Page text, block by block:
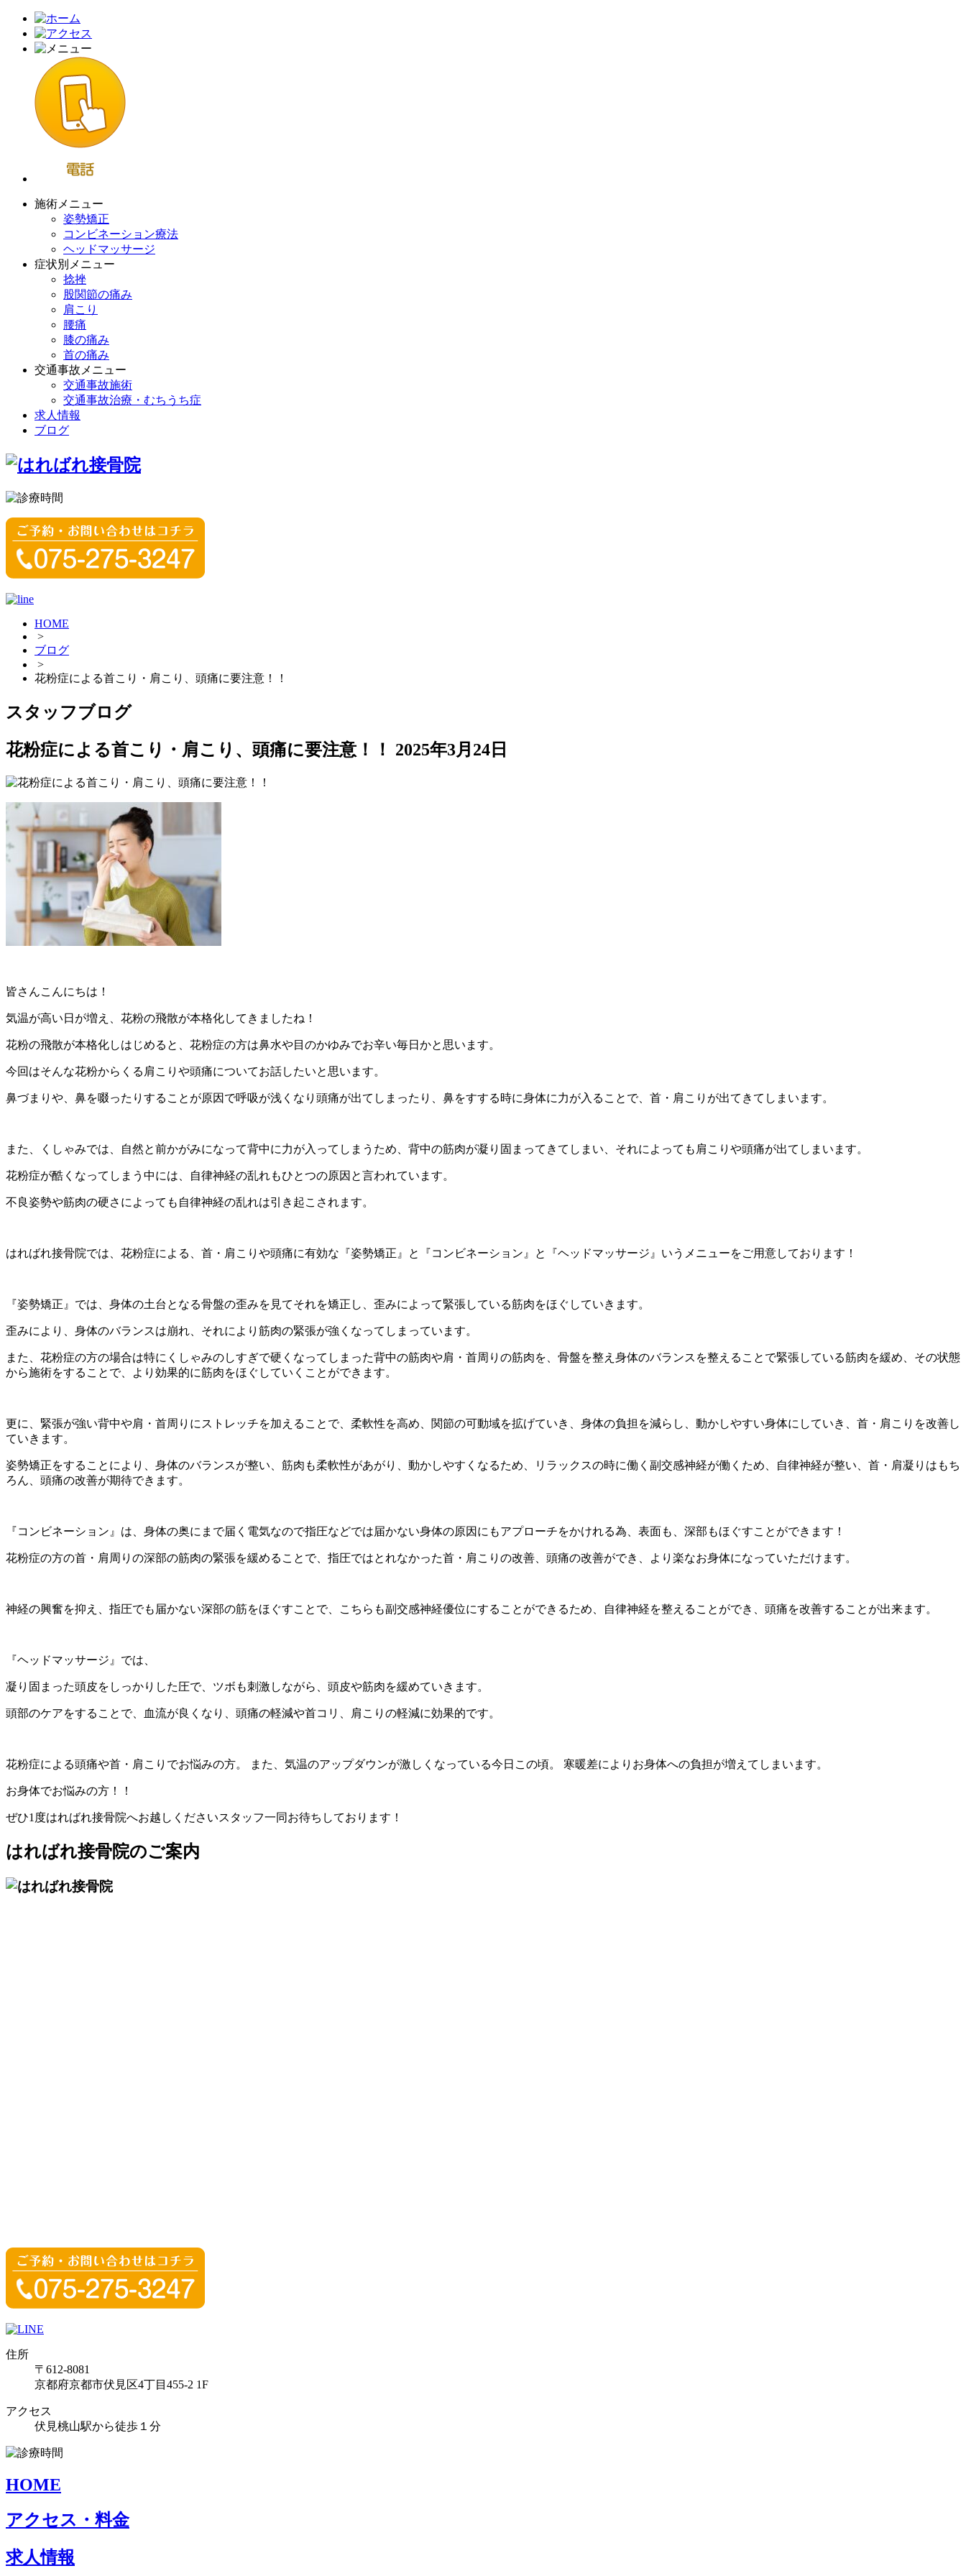
施術メニュー
姿勢矯正
コンビネーション療法
ヘッドマッサージ
症状別メニュー
捻挫
股関節の痛み
肩こり
腰痛
膝の痛み
首の痛み
交通事故メニュー
交通事故施術
交通事故治療・むちうち症
求人情報
ブログ
HOME
>
ブログ
>
花粉症による首こり・肩こり、頭痛に要注意！！
スタッフブログ
花粉症による首こり・肩こり、頭痛に要注意！！
2025年3月24日
皆さんこんにちは！
気温が高い日が増え、花粉の飛散が本格化してきましたね！
花粉の飛散が本格化しはじめると、 花粉症の方は鼻水や目のかゆみでお辛い毎日かと思います。
今回はそんな花粉からくる肩こりや頭痛についてお話したいと思い ます。
鼻づまりや、 鼻を啜ったりすることが原因で呼吸が浅くなり頭痛が出てしまった り、鼻をすする時に身体に力が入ることで、首・ 肩こりが出てきてしまいます。
また、くしゃみでは、 自然と前かがみになって背中に力が入ってしまうため、 背中の筋肉が凝り固まってきてしまい、 それによっても肩こりや頭痛が出てしまいます。
花粉症が酷くなってしまう中には、 自律神経の乱れもひとつの原因と言われています。
不良姿勢や筋肉の硬さによっても自律神経の乱れは引き起こされま す。
はればれ接骨院では、花粉症による、首・肩こりや頭痛に有効な『姿勢矯正』と『コンビネーション』 と『ヘッドマッサージ』いうメニューをご用意しております！
『姿勢矯正』では、 身体の土台となる骨盤の歪みを見てそれを矯正し、 歪みによって緊張している筋肉をほぐしていきます。
歪みにより、 身体のバランスは崩れ、 それにより筋肉の緊張が強くなってしまっています。
また、 花粉症の方の場合は特にくしゃみのしすぎで硬くなってしまった背中の筋肉や肩・首周りの筋肉を、 骨盤を整え身体のバランスを整えることで緊張している筋肉を緩め 、その状態
から施術をすることで、
より効果的に筋肉をほぐしていくことができます。
更に、緊張が強い背中や肩・ 首周りにストレッチを加えることで、柔軟性を高め、 関節の可動域を拡げていき、身体の負担を減らし、 動かしやすい身体にしていき、首・肩こりを改善し
ていきます。
姿勢矯正をすることにより、身体のバランスが整い、 筋肉も柔軟性があがり、動かしやすくなるため、 リラックスの時に働く副交感神経が働くため、自律神経が整い、 首・肩凝りはもち
ろん、頭痛の改善が期待できます。
『コンビネーション』は、 身体の奥にまで届く電気なので指圧などでは届かない身体の原因に もアプローチをかけれる為、表面も、 深部もほぐすことができます！
花粉症の方の首・肩周りの深部の筋肉の緊張を緩めることで、 指圧ではとれなかった首・肩こりの改善、頭痛の改善ができ、 より楽なお身体になっていただけます。
神経の興奮を抑え、指圧でも届かない深部の筋をほぐすことで、 こちらも副交感神経優位にすることができるため、 自律神経を整えることができ、頭痛を改善することが出来ます。
『ヘッドマッサージ』では、
凝り固まった頭皮をしっかりした圧で、ツボも刺激しながら、頭皮や筋肉を緩めていきます。
頭部のケアをすることで、血流が良くなり、頭痛の軽減や首コリ、肩こりの軽減に効果的です。
花粉症による頭痛や首・肩こりでお悩みの方。 また、気温のアップダウンが激しくなっている今日この頃。 寒暖差によりお身体への負担が増えてしまいます。
お身体でお悩みの方！！
ぜひ1度はればれ接骨院へお越しくださいスタッフ一同お待ちしております！
はればれ接骨院のご案内
住所
〒612-8081
京都府京都市伏見区4丁目455-2 1F
アクセス
伏見桃山駅から徒歩１分
HOME
アクセス・料金
求人情報